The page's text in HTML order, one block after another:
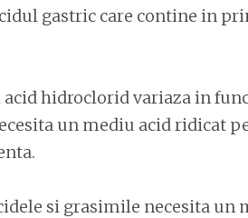
gastric care contine in
acid hidroclorid variaza in
un mediu acid ridicat
si grasimile necesita un